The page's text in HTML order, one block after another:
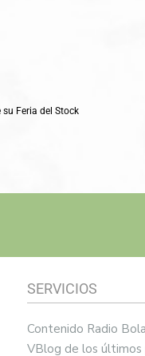
Feria del Stock
SERVICIOS
Contenido Radio
VBlog de los últimos